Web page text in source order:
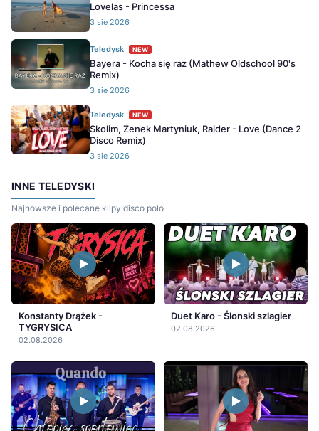
Lovelas - Princessa
3 sie 2026
Teledysk NEW
Bayera - Kocha się raz (Mathew Oldschool 90's
Remix)
3 sie 2026
Teledysk NEW
Skolim, Zenek Martyniuk, Raider - Love (Dance 2
Disco Remix)
3 sie 2026
INNE TELEDYSKI
Najnowsze i polecane klipy disco polo
Konstanty Drążek -
TYGRYSICA
02.08.2026
Duet Karo - Ślonski szlagier
02.08.2026